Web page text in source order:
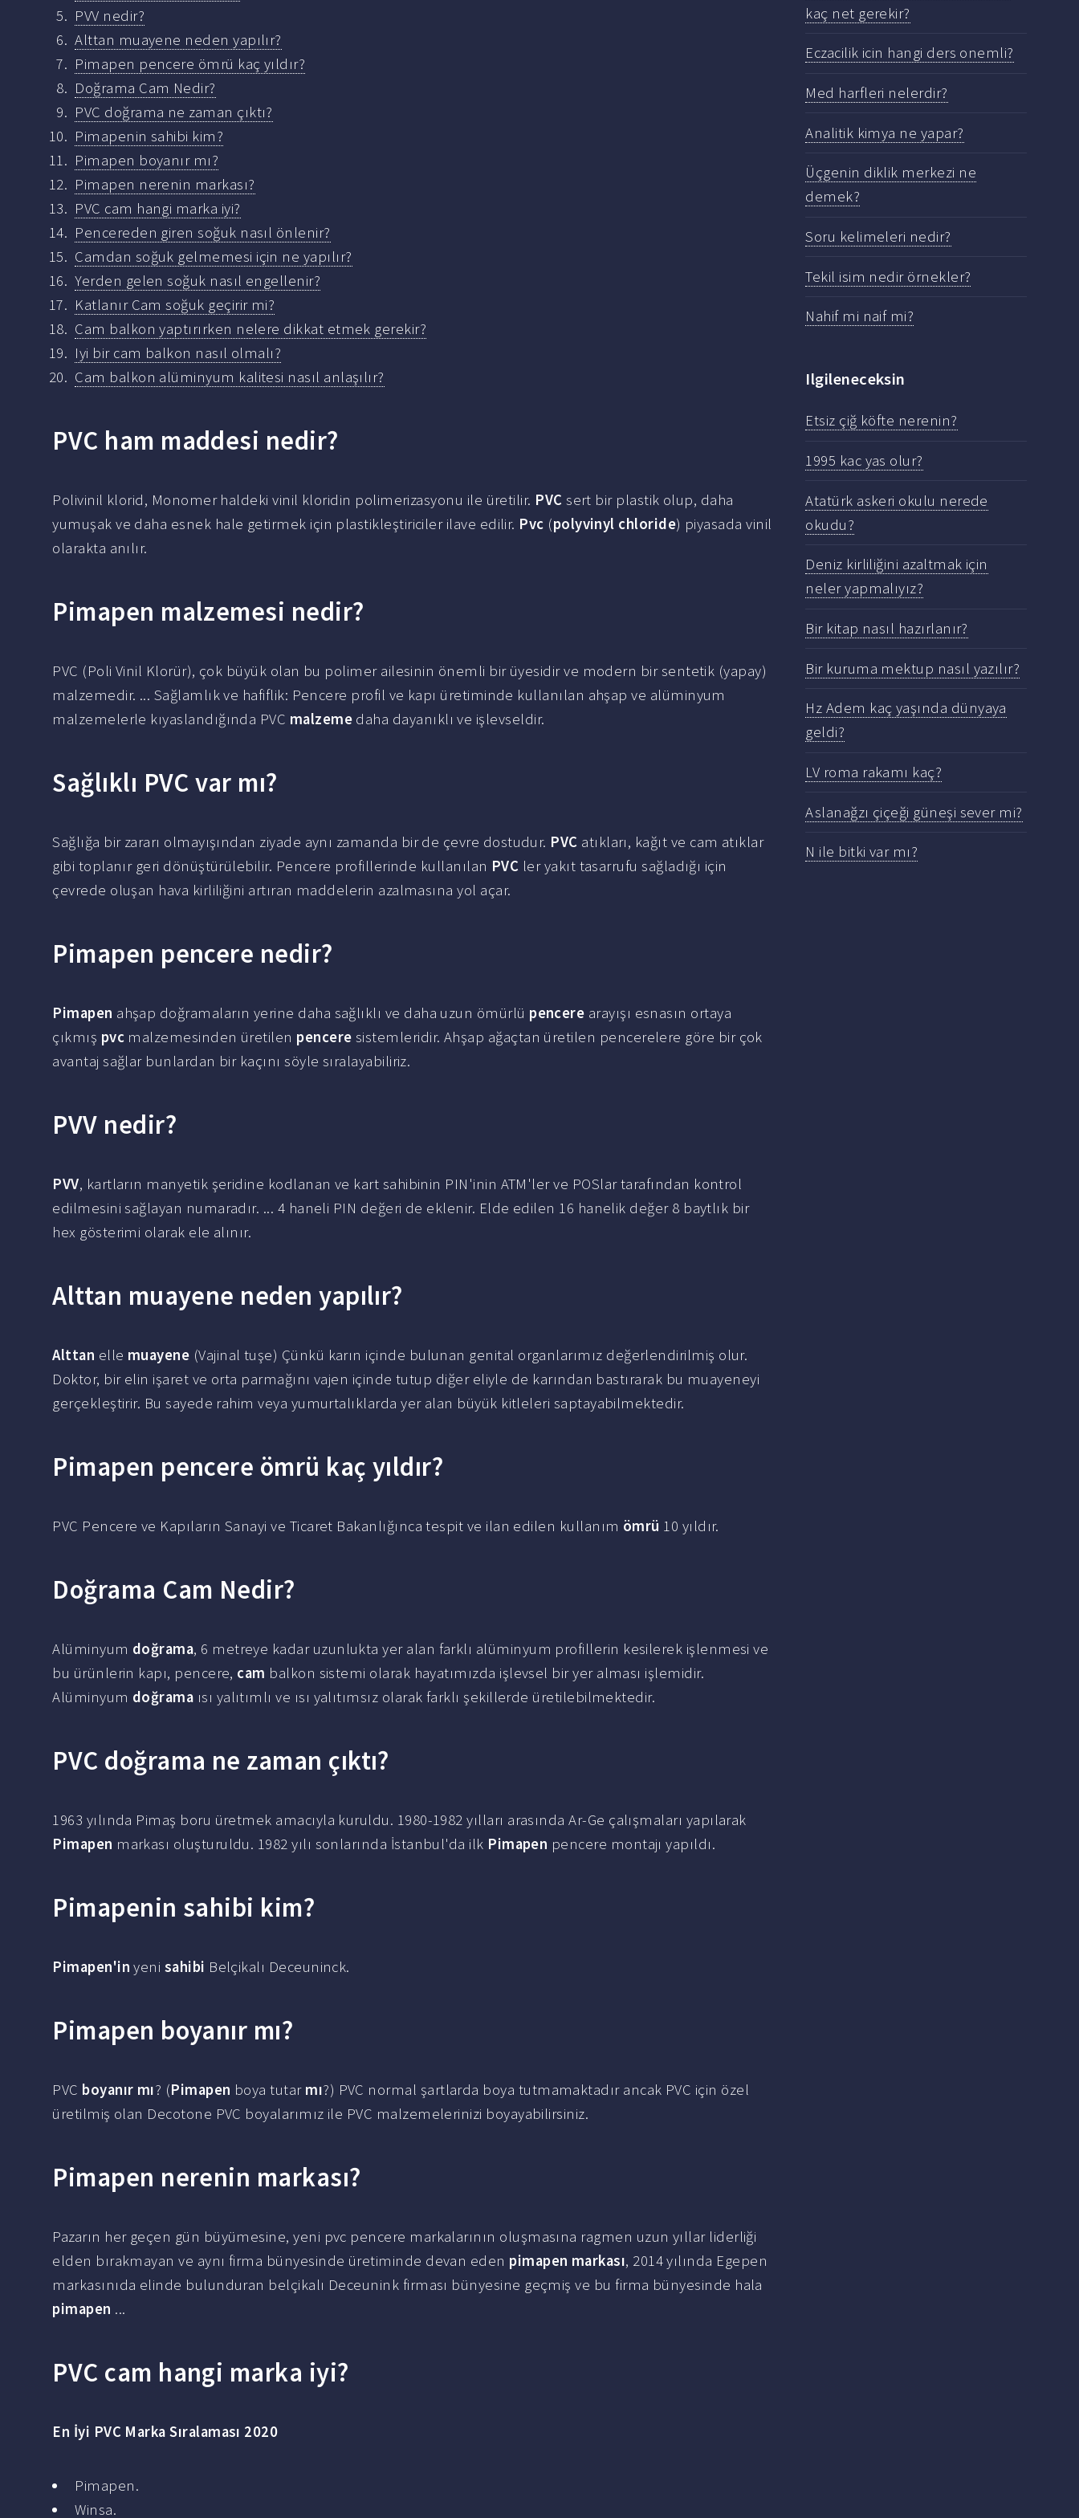
PVV nedir?
Alttan muayene neden yapılır?
Pimapen pencere ömrü kaç yıldır?
Doğrama Cam Nedir?
PVC doğrama ne zaman çıktı?
Pimapenin sahibi kim?
Pimapen boyanır mı?
Pimapen nerenin markası?
PVC cam hangi marka iyi?
Pencereden giren soğuk nasıl önlenir?
Camdan soğuk gelmemesi için ne yapılır?
Yerden gelen soğuk nasıl engellenir?
Katlanır Cam soğuk geçirir mi?
Cam balkon yaptırırken nelere dikkat etmek gerekir?
Iyi bir cam balkon nasıl olmalı?
Cam balkon alüminyum kalitesi nasıl anlaşılır?
PVC ham maddesi nedir?
Polivinil klorid, Monomer haldeki vinil kloridin polimerizasyonu ile üretilir. PVC sert bir plastik olup, daha
yumuşak ve daha esnek hale getirmek için plastikleştiriciler ilave edilir. Pvc (polyvinyl chloride) piyasada vinil
olarakta anılır.
Pimapen malzemesi nedir?
PVC (Poli Vinil Klorür), çok büyük olan bu polimer ailesinin önemli bir üyesidir ve modern bir sentetik (yapay)
malzemedir. ... Sağlamlık ve hafiflik: Pencere profil ve kapı üretiminde kullanılan ahşap ve alüminyum
malzemelerle kıyaslandığında PVC malzeme daha dayanıklı ve işlevseldir.
Sağlıklı PVC var mı?
Sağlığa bir zararı olmayışından ziyade aynı zamanda bir de çevre dostudur. PVC atıkları, kağıt ve cam atıklar
gibi toplanır geri dönüştürülebilir. Pencere profillerinde kullanılan PVC ler yakıt tasarrufu sağladığı için
çevrede oluşan hava kirliliğini artıran maddelerin azalmasına yol açar.
Pimapen pencere nedir?
Pimapen ahşap doğramaların yerine daha sağlıklı ve daha uzun ömürlü pencere arayışı esnasın ortaya
çıkmış pvc malzemesinden üretilen pencere sistemleridir. Ahşap ağaçtan üretilen pencerelere göre bir çok
avantaj sağlar bunlardan bir kaçını söyle sıralayabiliriz.
PVV nedir?
PVV, kartların manyetik şeridine kodlanan ve kart sahibinin PIN'inin ATM'ler ve POSlar tarafından kontrol
edilmesini sağlayan numaradır. ... 4 haneli PIN değeri de eklenir. Elde edilen 16 hanelik değer 8 baytlık bir
hex gösterimi olarak ele alınır.
Alttan muayene neden yapılır?
Alttan elle muayene (Vajinal tuşe) Çünkü karın içinde bulunan genital organlarımız değerlendirilmiş olur.
Doktor, bir elin işaret ve orta parmağını vajen içinde tutup diğer eliyle de karından bastırarak bu muayeneyi
gerçekleştirir. Bu sayede rahim veya yumurtalıklarda yer alan büyük kitleleri saptayabilmektedir.
Pimapen pencere ömrü kaç yıldır?
PVC Pencere ve Kapıların Sanayi ve Ticaret Bakanlığınca tespit ve ilan edilen kullanım ömrü 10 yıldır.
Doğrama Cam Nedir?
Alüminyum doğrama, 6 metreye kadar uzunlukta yer alan farklı alüminyum profillerin kesilerek işlenmesi ve
bu ürünlerin kapı, pencere, cam balkon sistemi olarak hayatımızda işlevsel bir yer alması işlemidir.
Alüminyum doğrama ısı yalıtımlı ve ısı yalıtımsız olarak farklı şekillerde üretilebilmektedir.
PVC doğrama ne zaman çıktı?
1963 yılında Pimaş boru üretmek amacıyla kuruldu. 1980-1982 yılları arasında Ar-Ge çalışmaları yapılarak
Pimapen markası oluşturuldu. 1982 yılı sonlarında İstanbul'da ilk Pimapen pencere montajı yapıldı.
Pimapenin sahibi kim?
Pimapen'in yeni sahibi Belçikalı Deceuninck.
Pimapen boyanır mı?
PVC boyanır mı? (Pimapen boya tutar mı?) PVC normal şartlarda boya tutmamaktadır ancak PVC için özel
üretilmiş olan Decotone PVC boyalarımız ile PVC malzemelerinizi boyayabilirsiniz.
Pimapen nerenin markası?
Pazarın her geçen gün büyümesine, yeni pvc pencere markalarının oluşmasına ragmen uzun yıllar liderliği
elden bırakmayan ve aynı firma bünyesinde üretiminde devan eden pimapen markası, 2014 yılında Egepen
markasınıda elinde bulunduran belçikalı Deceunink firması bünyesine geçmiş ve bu firma bünyesinde hala
pimapen ...
PVC cam hangi marka iyi?
En İyi PVC Marka Sıralaması 2020
Pimapen.
Winsa.
kaç net gerekir?
Eczacilik icin hangi ders onemli?
Med harfleri nelerdir?
Analitik kimya ne yapar?
Üçgenin diklik merkezi ne
demek?
Soru kelimeleri nedir?
Tekil isim nedir örnekler?
Nahif mi naif mi?
Ilgileneceksin
Etsiz çiğ köfte nerenin?
1995 kac yas olur?
Atatürk askeri okulu nerede
okudu?
Deniz kirliliğini azaltmak için
neler yapmalıyız?
Bir kitap nasıl hazırlanır?
Bir kuruma mektup nasıl yazılır?
Hz Adem kaç yaşında dünyaya
geldi?
LV roma rakamı kaç?
Aslanağzı çiçeği güneşi sever mi?
N ile bitki var mı?